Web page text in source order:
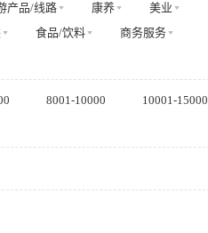
产品/线路 康养
美业
食品/饮料
商务服务
8001-10000
10001-15000